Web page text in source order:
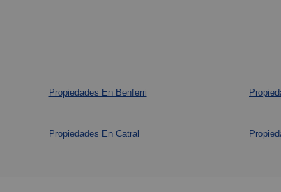
Propiedades En Benferri
Propiedades En Catral